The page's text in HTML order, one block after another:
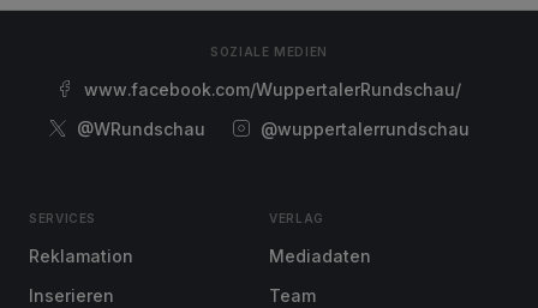
SOZIALE MEDIEN
www.facebook.com/WuppertalerRundschau/
@WRundschau
@wuppertalerrundschau
SERVICES
Reklamation
Inserieren
VERLAG
Mediadaten
Team